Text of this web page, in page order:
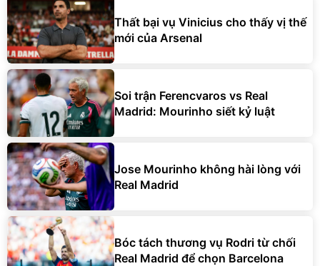
Thất bại vụ Vinicius cho thấy vị thế
mới của Arsenal
Soi trận Ferencvaros vs Real
Madrid: Mourinho siết kỷ luật
Jose Mourinho không hài lòng với
Real Madrid
Bóc tách thương vụ Rodri từ chối
Real Madrid để chọn Barcelona